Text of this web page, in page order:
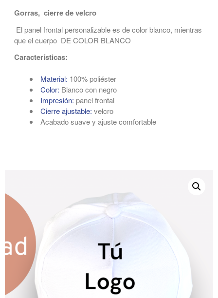
Gorras, cierre de velcro
El panel frontal personalizable es de color blanco, mientras
que el cuerpo DE COLOR BLANCO
Características:
Material: 100% poliéster
Color: Blanco con negro
Impresión: panel frontal
Cierre ajustable: velcro
Acabado suave y ajuste comfortable